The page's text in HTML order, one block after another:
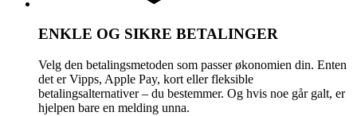
ENKLE OG SIKRE BETALINGER
Velg den betalingsmetoden som passer økonomien din. Enten
det er Vipps, Apple Pay, kort eller fleksible
betalingsalternativer – du bestemmer. Og hvis noe går galt, er
hjelpen bare en melding unna.